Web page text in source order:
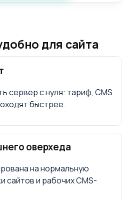
для сайта
сервер с нуля: тариф, CMS
быстрее.
оверхеда
на нормальную
сайтов и рабочих CMS-